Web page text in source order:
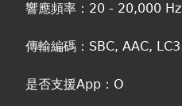
響應頻率：20 - 20,000 Hz
傳輸編碼：SBC, AAC, LC3
是否支援App：O